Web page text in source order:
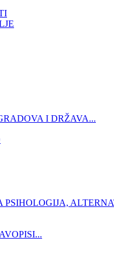
I DRŽAVA...
PSIHOLOGIJA,